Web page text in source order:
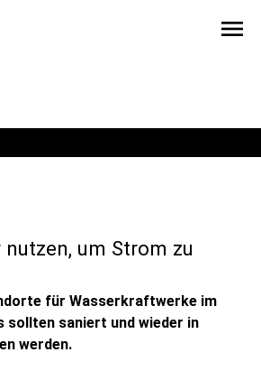
menu
nutzen, um Strom zu
für Wasserkraftwerke im
sollten saniert und wieder in
werden.